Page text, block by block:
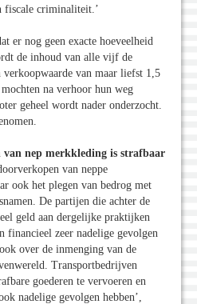
fiscale criminaliteit.’
er nog geen exacte hoeveelheid
de inhoud van alle vijf de
verkoopwaarde van maar liefst 1,5
na verhoor hun weg
geheel wordt nader onderzocht.
van nep merkkleding is strafbaar
van neppe
ook het plegen van bedrog met
De partijen die achter de
geld aan dergelijke praktijken
financieel zeer nadelige gevolgen
over de inmenging van de
Transportbedrijven
goederen te vervoeren en
nadelige gevolgen hebben’,